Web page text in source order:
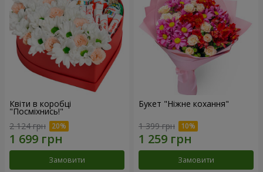
Квіти в коробці
"Посміхнись!"
2 124 грн
Замовити
Букет "Ніжне кохання"
1 399 грн
Замовити